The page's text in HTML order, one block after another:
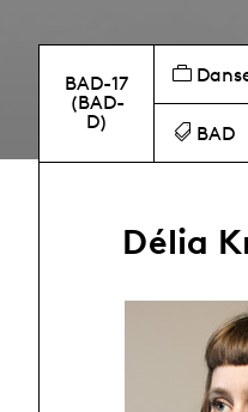
BAD-17
(BAD-
D)
BAD
Délia